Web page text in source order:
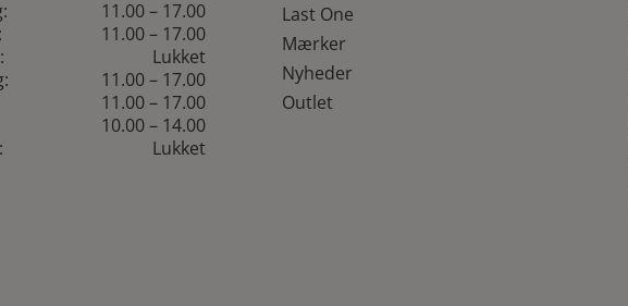
11.00 – 17.00
11.00 – 17.00
Lukket
11.00 – 17.00
11.00 – 17.00
10.00 – 14.00
Lukket
Last One
Mærker
Nyheder
Outlet